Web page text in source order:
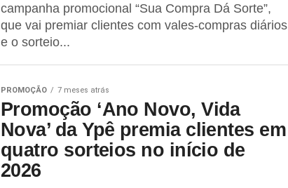
campanha promocional “Sua Compra Dá Sorte”,
que vai premiar clientes com vales-compras diários
e o sorteio...
PROMOÇÃO 7 meses atrás
Promoção ‘Ano Novo, Vida
Nova’ da Ypê premia clientes em
quatro sorteios no início de
2026